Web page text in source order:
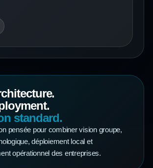
standard.
pensée pour combiner vision groupe,
déploiement local et
opérationnel des entreprises.